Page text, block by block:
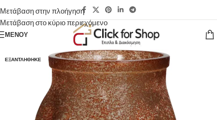
Μετάβαση στην πλοήγηση
Μετάβαση στο κύριο περιεχόμενο
ΜΕΝΟΎ
ΕΞΑΝΤΛΉΘΗΚΕ